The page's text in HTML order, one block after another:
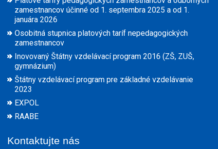
zamestnancov účinné od 1. septembra 2025 a od 1.
januára 2026
Osobitná stupnica platových taríf nepedagogických
zamestnancov
Inovovaný Štátny vzdelávací program 2016 (ZŠ, ZUŠ,
gymnázium)
Štátny vzdelávací program pre základné vzdelávanie
2023
EXPOL
RAABE
Kontaktujte nás